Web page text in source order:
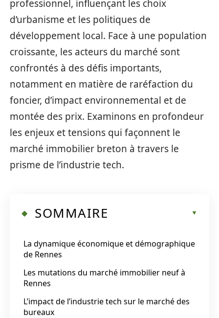
professionnel, influençant les choix
d’urbanisme et les politiques de
développement local. Face à une population
croissante, les acteurs du marché sont
confrontés à des défis importants,
notamment en matière de raréfaction du
foncier, d’impact environnemental et de
montée des prix. Examinons en profondeur
les enjeux et tensions qui façonnent le
marché immobilier breton à travers le
prisme de l’industrie tech.
SOMMAIRE
La dynamique économique et démographique
de Rennes
Les mutations du marché immobilier neuf à
Rennes
L’impact de l’industrie tech sur le marché des
bureaux